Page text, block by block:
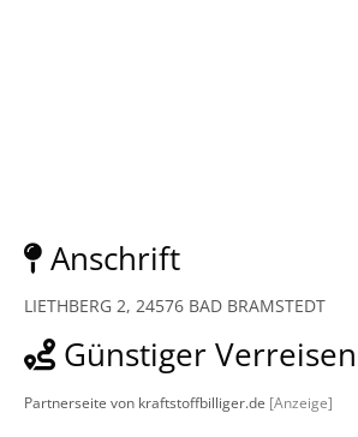
Anschrift
LIETHBERG 2, 24576 BAD BRAMSTEDT
Günstiger Verreisen
Partnerseite von kraftstoffbilliger.de [Anzeige]